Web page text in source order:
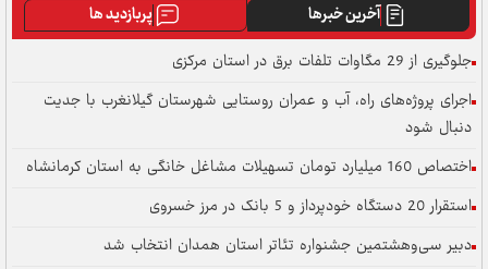
آخرین خبرها
پربازدید ها
جلوگیری از 29 مگاوات تلفات برق در استان مرکزی
اجرای پروژه‌های راه، آب و عمران روستایی شهرستان گیلانغرب با جدیت
دنبال شود
اختصاص 160 میلیارد تومان تسهیلات مشاغل خانگی به استان کرمانشاه
استقرار 20 دستگاه خودپرداز و 5 بانک در مرز خسروی
دبیر سی‌وهشتمین جشنواره تئاتر استان همدان انتخاب شد